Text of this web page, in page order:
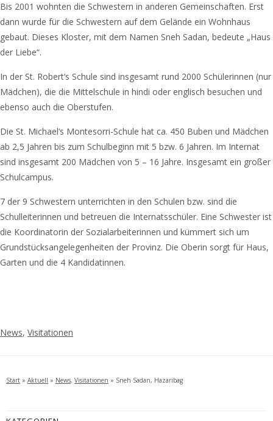
Bis 2001 wohnten die Schwestern in anderen Gemeinschaften. Erst
dann wurde für die Schwestern auf dem Gelände ein Wohnhaus
gebaut. Dieses Kloster, mit dem Namen Sneh Sadan, bedeute „Haus
der Liebe“.
In der St. Robert‘s Schule sind insgesamt rund 2000 Schülerinnen (nur
Mädchen), die die Mittelschule in hindi oder englisch besuchen und
ebenso auch die Oberstufen.
Die St. Michael‘s Montesorri-Schule hat ca. 450 Buben und Mädchen
ab 2,5 Jahren bis zum Schulbeginn mit 5 bzw. 6 Jahren. Im Internat
sind insgesamt 200 Mädchen von 5 – 16 Jahre. Insgesamt ein großer
Schulcampus.
7 der 9 Schwestern unterrichten in den Schulen bzw. sind die
Schulleiterinnen und betreuen die Internatsschüler. Eine Schwester ist
die Koordinatorin der Sozialarbeiterinnen und kümmert sich um
Grundstücksangelegenheiten der Provinz. Die Oberin sorgt für Haus,
Garten und die 4 Kandidatinnen.
News, Visitationen
Start » Aktuell » News, Visitationen » Sneh Sadan, Hazaribag